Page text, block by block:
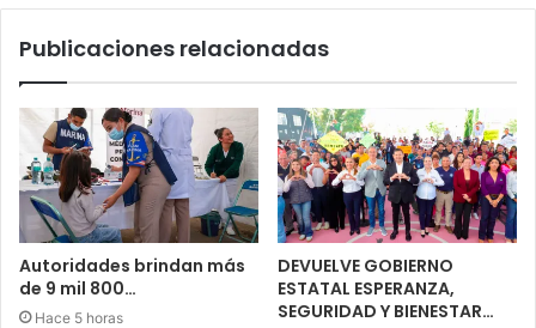
Publicaciones relacionadas
Autoridades brindan más
de 9 mil 800…
Hace 5 horas
DEVUELVE GOBIERNO
ESTATAL ESPERANZA,
SEGURIDAD Y BIENESTAR…